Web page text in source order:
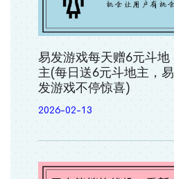
易发游戏每天赠6元斗地
主(每日送6元斗地主，易
发游戏不停惊喜)
2026-02-13